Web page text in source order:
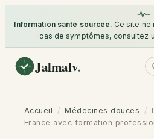
Information santé sourcée. Ce site ne
cas de symptômes, consultez
Jalmalv.
Accueil / Médecines douces /
France avec formation